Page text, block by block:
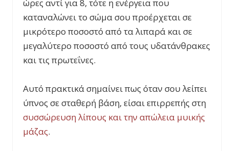
ώρες αντί για 8, τότε η ενέργεια που
καταναλώνει το σώμα σου προέρχεται σε
μικρότερο ποσοστό από τα λιπαρά και σε
μεγαλύτερο ποσοστό από τους υδατάνθρακες
και τις πρωτεΐνες.
Αυτό πρακτικά σημαίνει πως όταν σου λείπει
ύπνος σε σταθερή βάση, είσαι επιρρεπής στη
συσσώρευση λίπους και την απώλεια μυικής
μάζας.